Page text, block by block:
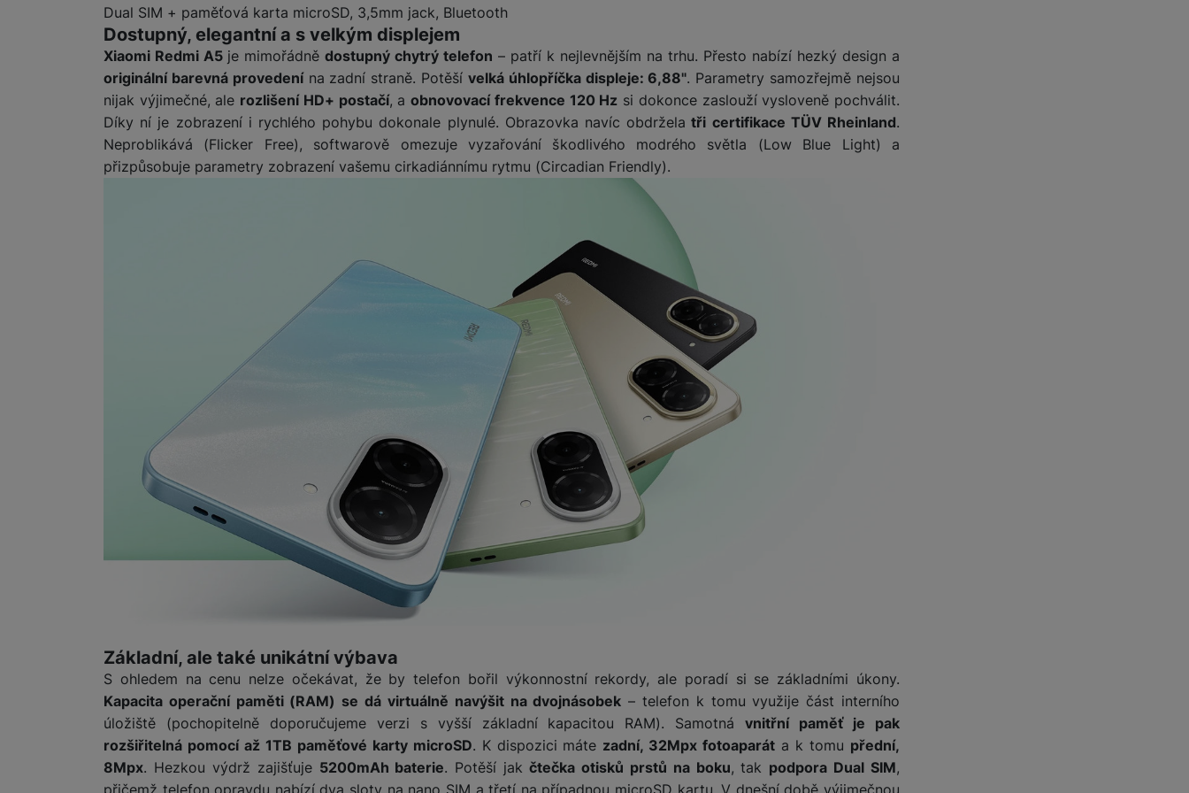
Marketingové cookies používáme my nebo naši partneři, abychom vám mohli zobrazit vhodné obsahy nebo reklamy jak
na našich stránkách, tak na stránkách třetích stran.
Dual SIM + paměťová karta microSD, 3,5mm jack, Bluetooth
Dostupný, elegantní a s velkým displejem
Xiaomi Redmi A5 je mimořádně dostupný chytrý telefon – patří k nejlevnějším na trhu. Přesto nabízí hezký design a
originální barevná provedenína zadní straně. Potěší velká úhlopříčka displeje: 6,88". Parametry samozřejmě nejsou
nijak výjimečné, ale rozlišení HD+ postačí, aobnovovací frekvence 120 Hz si dokonce zaslouží vysloveně pochválit.
Díky ní je zobrazení i rychlého pohybu dokonale plynulé. Obrazovka navíc obdržela tři certifikace TÜV Rheinland.
Neproblikává (Flicker Free), softwarově omezuje vyzařování škodlivého modrého světla (Low Blue Light) a
přizpůsobuje parametry zobrazení vašemu cirkadiánnímu rytmu (Circadian Friendly).
Základní, ale také unikátní výbava
S ohledem na cenu nelze očekávat, že by telefon bořil výkonnostní rekordy, ale poradí si se základními úkony.
Kapacita operační paměti (RAM) se dá virtuálně navýšit na dvojnásobek – telefon k tomu využije část interního
úložiště (pochopitelně doporučujeme verzi s vyšší základní kapacitou RAM). Samotnávnitřní paměť je pak
rozšiřitelná pomocí až 1TB paměťové karty microSD. K dispozici máte zadní, 32Mpx fotoaparát a k tomu přední,
8Mpx. Hezkou výdrž zajišťuje 5200mAh baterie. Potěší jak čtečka otisků prstů na boku, tak podpora Dual SIM,